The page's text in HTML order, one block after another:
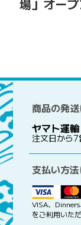
場」オープ
商品の発
ヤマト運
注文日から
支払い方
VISA、
をご利用いた